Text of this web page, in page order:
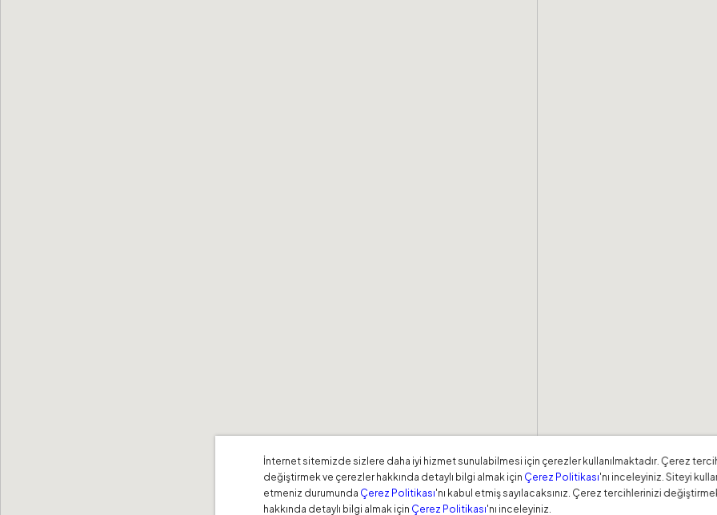
İnternet sitemizde sizlere daha iyi hizmet sunulabilmesi için çerezler kullanılmaktadır. Çerez
değiştirmek ve çerezler hakkında detaylı bilgi almak için Çerez Politikası'nı inceleyiniz. Siteyi
etmeniz durumunda Çerez Politikası'nı kabul etmiş sayılacaksınız. Çerez tercihlerinizi
hakkında detaylı bilgi almak için Çerez Politikası'nı inceleyiniz.